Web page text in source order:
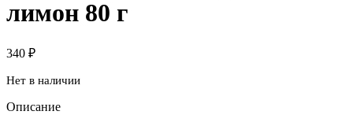
лимон 80 г
340 ₽
Нет в наличии
Описание